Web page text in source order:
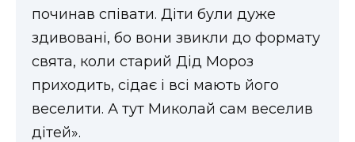
починав співати. Діти були дуже
здивовані, бо вони звикли до формату
свята, коли старий Дід Мороз
приходить, сідає і всі мають його
веселити. А тут Миколай сам веселив
дітей».